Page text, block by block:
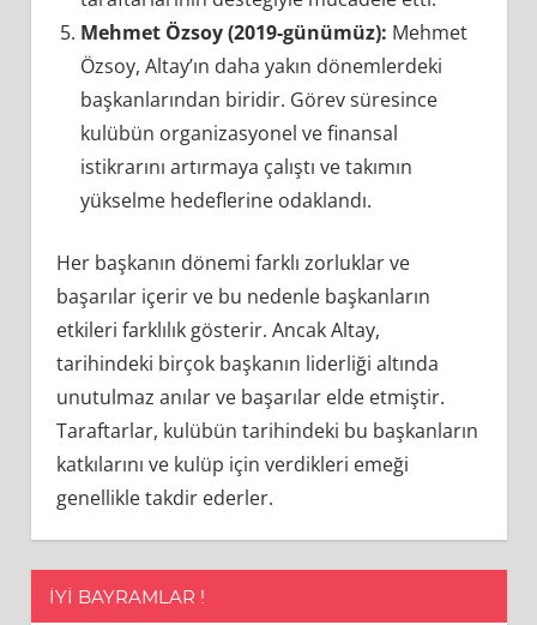
Mehmet Özsoy (2019-günümüz): Mehmet
Özsoy, Altay’ın daha yakın dönemlerdeki
başkanlarından biridir. Görev süresince
kulübün organizasyonel ve finansal
istikrarını artırmaya çalıştı ve takımın
yükselme hedeflerine odaklandı.
Her başkanın dönemi farklı zorluklar ve
başarılar içerir ve bu nedenle başkanların
etkileri farklılık gösterir. Ancak Altay,
tarihindeki birçok başkanın liderliği altında
unutulmaz anılar ve başarılar elde etmiştir.
Taraftarlar, kulübün tarihindeki bu başkanların
katkılarını ve kulüp için verdikleri emeği
genellikle takdir ederler.
İYI BAYRAMLAR !